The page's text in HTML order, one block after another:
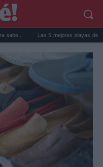
Las 5 mejores playas de